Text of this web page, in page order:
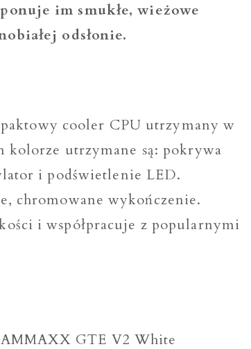
im smukłe, wieżowe
odsłonie.
cooler CPU utrzymany w
utrzymane są: pokrywa
i podświetlenie LED.
chromowane wykończenie.
i współpracuje z popularnymi
GTE V2 White